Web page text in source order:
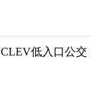
低入口公交